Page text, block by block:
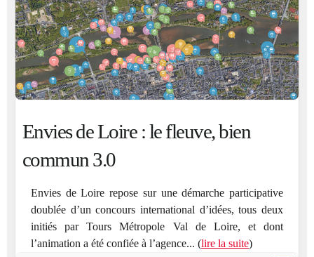
Envies de Loire : le fleuve, bien
commun 3.0
Envies de Loire repose sur une démarche participative
doublée d’un concours international d’idées, tous deux
initiés par Tours Métropole Val de Loire, et dont
l’animation a été confiée à l’agence... (lire la suite)